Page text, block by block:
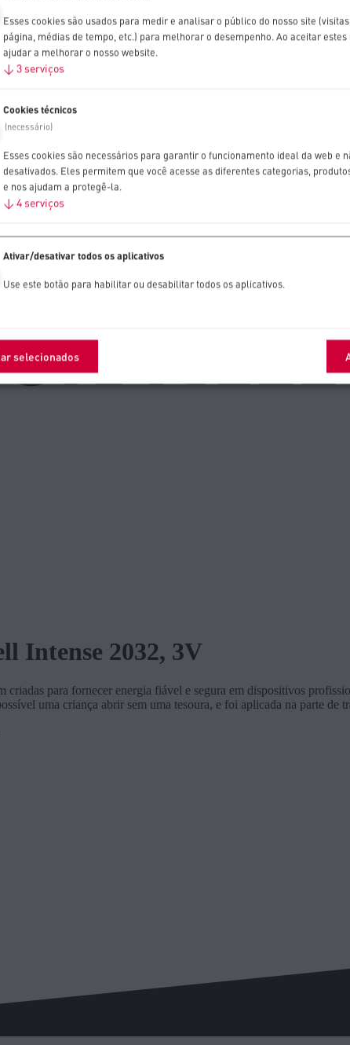
Intense 2032, 3V
para fornecer energia fiável e segura em dispositivos
uma criança abrir sem uma tesoura, e foi aplicada na parte de
Esses cookies são usados ​​para medir e analisar o público do nosso site
página, médias de tempo, etc.) para melhorar o desempenho. Ao aceitar estes
ajudar a melhorar o nosso website.
↓ 3 serviços
Cookies técnicos
(necessário)
Esses cookies são necessários para garantir o funcionamento ideal da web e
desativados. Eles permitem que você acesse as diferentes categorias,
e nos ajudam a protegê-la.
↓ 4 serviços
Ativar/desativar todos os aplicativos
Use este botão para habilitar ou desabilitar todos os aplicativos.
selecionados